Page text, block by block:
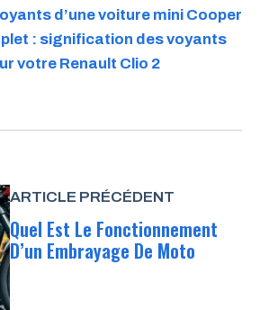
d’une voiture mini Cooper
: signification des voyants
votre Renault Clio 2
ARTICLE PRÉCÉDENT
Quel Est Le Fonctionnement
D’un Embrayage De Moto